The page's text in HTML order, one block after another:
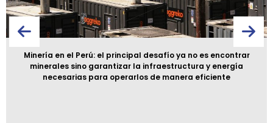
Minería en el Perú: el principal desafío ya no es encontrar
minerales sino garantizar la infraestructura y energía
necesarias para operarlos de manera eficiente